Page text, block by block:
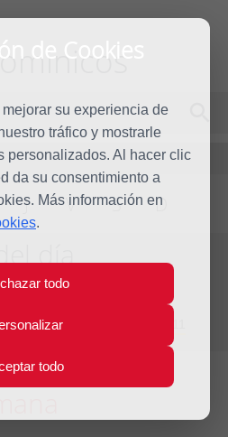
de Cookies
su experiencia de
tráfico y mostrarle
personalizados. Al hacer clic
da su consentimiento a
Más información en
.
todo
todo
J V S D
día
de 2010 al 1 de Enero de 2011